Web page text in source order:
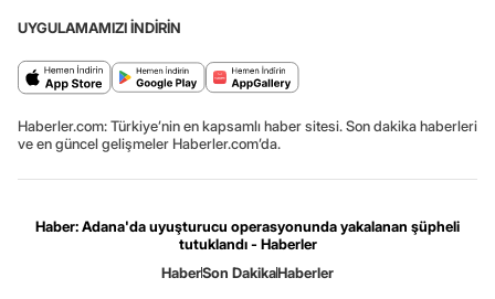
UYGULAMAMIZI İNDİRİN
Haberler.com: Türkiye’nin en kapsamlı haber sitesi. Son dakika haberleri
ve en güncel gelişmeler Haberler.com’da.
Haber: Adana'da uyuşturucu operasyonunda yakalanan şüpheli
tutuklandı - Haberler
HaberSon DakikaHaberler